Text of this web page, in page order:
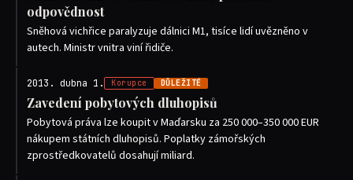
odpovědnost
Sněhová vichřice paralyzuje dálnici M1, tisíce lidí uvězněno v
autech. Ministr vnitra viní řidiče.
2013. dubna 1. Korupce DŮLEŽITÉ
Zavedení pobytových dluhopisů
Pobytová práva lze koupit v Maďarsku za 250 000–350 000 EUR
nákupem státních dluhopisů. Poplatky zámořských
zprostředkovatelů dosahují miliard.